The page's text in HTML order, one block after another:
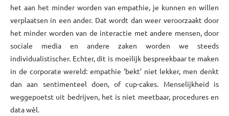
het aan het minder worden van empathie, je kunnen en willen
verplaatsen in een ander. Dat wordt dan weer veroorzaakt door
het minder worden van de interactie met andere mensen, door
sociale media en andere zaken worden we steeds
individualistischer. Echter, dit is moeilijk bespreekbaar te maken
in de corporate wereld: empathie ‘bekt’ niet lekker, men denkt
dan aan sentimenteel doen, of cup-cakes. Menselijkheid is
weggepoetst uit bedrijven, het is niet meetbaar, procedures en
data wèl.